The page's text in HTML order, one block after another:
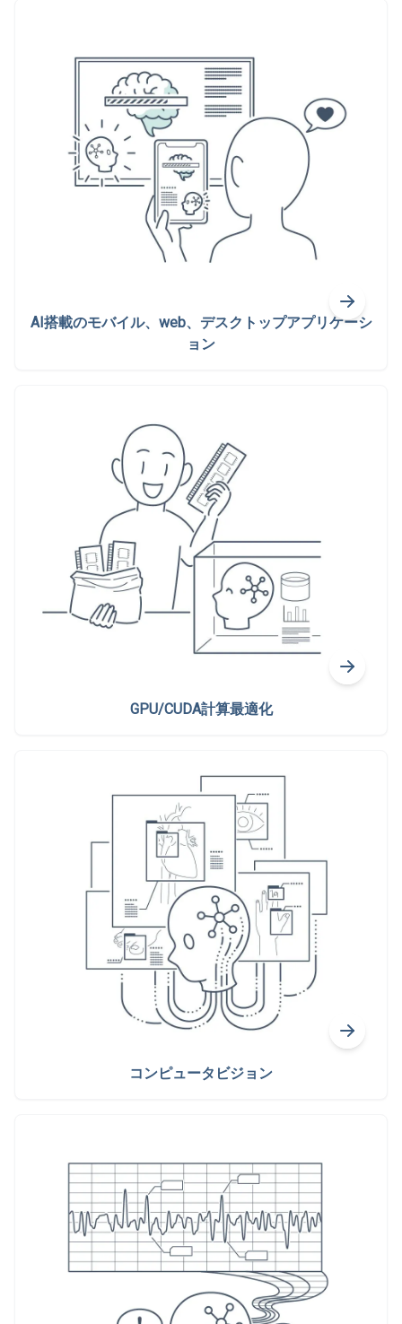
AI搭載のモバイル、web、デスクトップアプリケーシ
ョン
GPU/CUDA計算最適化
コンピュータビジョン